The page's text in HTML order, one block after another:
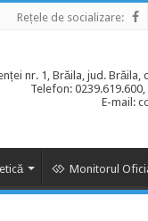
Rețele de socializare:
nr. 1, Brăila, jud. Brăila,
Telefon:
E-mail:
Monitorul